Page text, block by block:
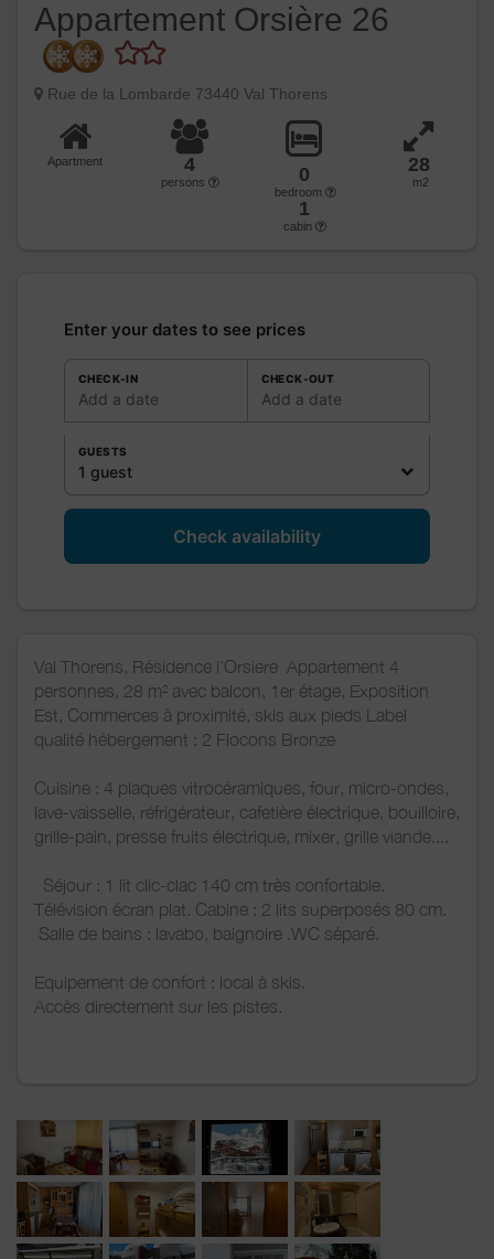
Appartement Orsière 26
Rue de la Lombarde 73440 Val Thorens
Apartment 4
persons 0
bedroom
1
cabin
28
m2
Enter your dates to see prices
CHECK-IN
Add a date
CHECK-OUT
Add a date
GUESTS
1 guest
Check availability
Val Thorens, Résidence l’Orsiere Appartement 4
personnes, 28 m² avec balcon, 1er étage, Exposition
Est, Commerces à proximité, skis aux pieds Label
qualité hébergement : 2 Flocons Bronze
Cuisine : 4 plaques vitrocéramiques, four, micro-ondes,
lave-vaisselle, réfrigérateur, cafetière électrique, bouilloire,
grille-pain, presse fruits électrique, mixer, grille viande....
Séjour : 1 lit clic-clac 140 cm très confortable.
Télévision écran plat. Cabine : 2 lits superposés 80 cm.
Salle de bains : lavabo, baignoire .WC séparé.
Equipement de confort : local à skis.
Accès directement sur les pistes.